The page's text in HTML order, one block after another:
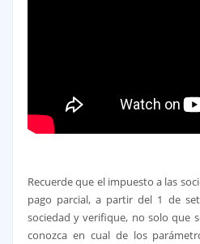
Recuerde que el impuesto a las
pago parcial, a partir del 1 de
sociedad y verifique, no solo que
conozca en cual de los